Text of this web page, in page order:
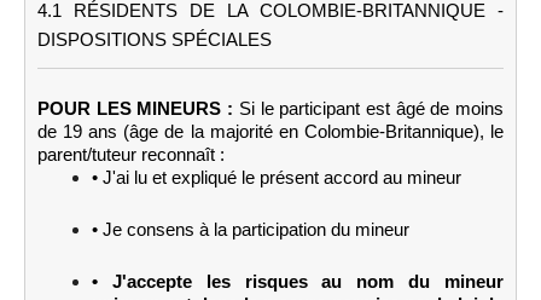
4.1 RÉSIDENTS DE LA COLOMBIE-BRITANNIQUE -
DISPOSITIONS SPÉCIALES
POUR LES MINEURS : Si le participant est âgé de moins
de 19 ans (âge de la majorité en Colombie-Britannique), le
parent/tuteur reconnaît :
• J'ai lu et expliqué le présent accord au mineur
• Je consens à la participation du mineur
• J'accepte les risques au nom du mineur